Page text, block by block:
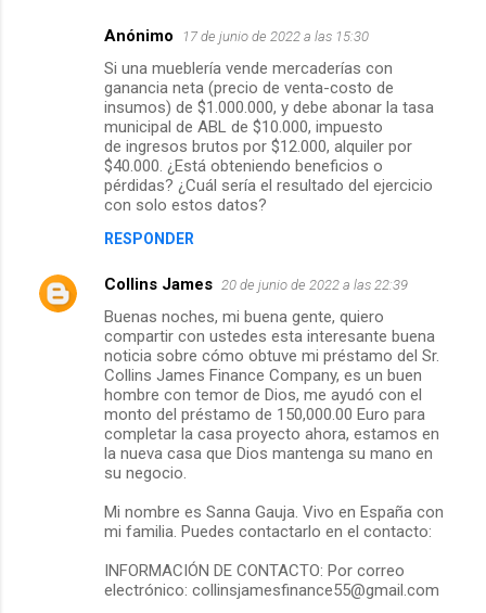
Anónimo 17 de junio de 2022 a las 15:30
Si una mueblería vende mercaderías con
ganancia neta (precio de venta-costo de
insumos) de $1.000.000, y debe abonar la tasa
municipal de ABL de $10.000, impuesto
de ingresos brutos por $12.000, alquiler por
$40.000. ¿Está obteniendo beneficios o
pérdidas? ¿Cuál sería el resultado del ejercicio
con solo estos datos?
RESPONDER
Collins James 20 de junio de 2022 a las 22:39
Buenas noches, mi buena gente, quiero
compartir con ustedes esta interesante buena
noticia sobre cómo obtuve mi préstamo del Sr.
Collins James Finance Company, es un buen
hombre con temor de Dios, me ayudó con el
monto del préstamo de 150,000.00 Euro para
completar la casa proyecto ahora, estamos en
la nueva casa que Dios mantenga su mano en
su negocio.
Mi nombre es Sanna Gauja. Vivo en España con
mi familia. Puedes contactarlo en el contacto:
INFORMACIÓN DE CONTACTO: Por correo
electrónico: collinsjamesfinance55@gmail.com